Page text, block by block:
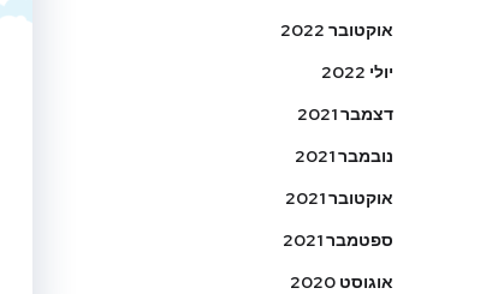
אוקטובר 2022
יולי 2022
דצמבר 2021
נובמבר 2021
אוקטובר 2021
ספטמבר 2021
אוגוסט 2020